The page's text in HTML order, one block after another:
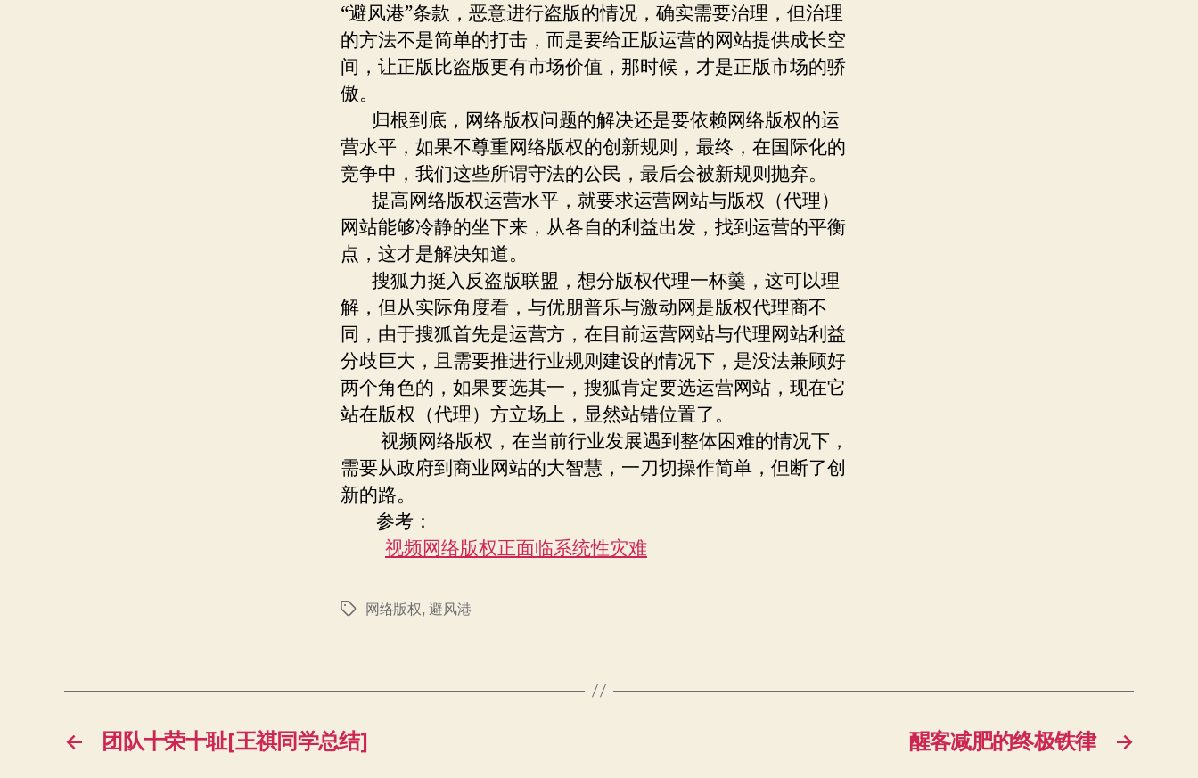
“避风港”条款，恶意进行盗版的情况，确实需要治理，但治理
的方法不是简单的打击，而是要给正版运营的网站提供成长空
间，让正版比盗版更有市场价值，那时候，才是正版市场的骄
傲。
归根到底，网络版权问题的解决还是要依赖网络版权的运
营水平，如果不尊重网络版权的创新规则，最终，在国际化的
竞争中，我们这些所谓守法的公民，最后会被新规则抛弃。
提高网络版权运营水平，就要求运营网站与版权（代理）
网站能够冷静的坐下来，从各自的利益出发，找到运营的平衡
点，这才是解决知道。
搜狐力挺入反盗版联盟，想分版权代理一杯羹，这可以理
解，但从实际角度看，与优朋普乐与激动网是版权代理商不
同，由于搜狐首先是运营方，在目前运营网站与代理网站利益
分歧巨大，且需要推进行业规则建设的情况下，是没法兼顾好
两个角色的，如果要选其一，搜狐肯定要选运营网站，现在它
站在版权（代理）方立场上，显然站错位置了。
视频网络版权，在当前行业发展遇到整体困难的情况下，
需要从政府到商业网站的大智慧，一刀切操作简单，但断了创
新的路。
参考：
视频网络版权正面临系统性灾难
标
网络版权, 避风港
← 团队十荣十耻[王祺同学总结] →
醒客减肥的终极铁律